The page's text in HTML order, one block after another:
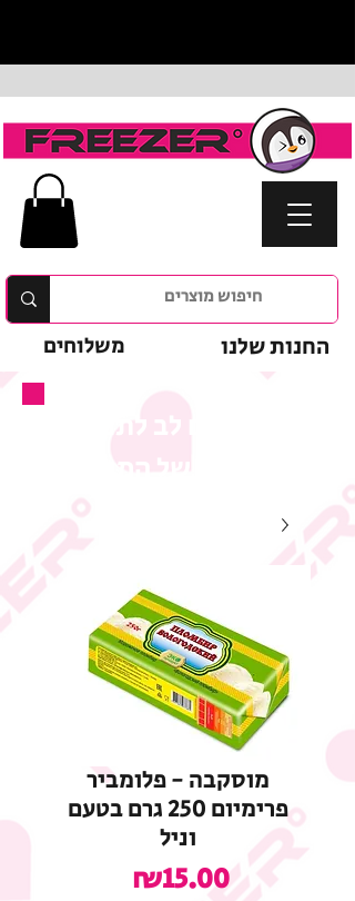
החנות שלנו משלוחים
המבצע של המוצר
מוסקבה - פלומביר
פרימיום 250 גרם בטעם
וניל
₪15.00